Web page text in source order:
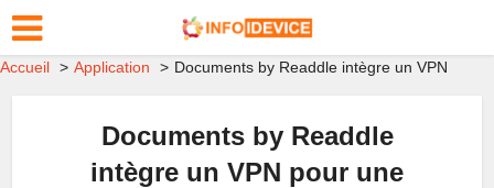
Accueil Application Documents by Readdle intègre un VPN
Documents by Readdle
intègre un VPN pour une